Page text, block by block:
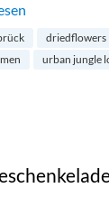
Love:
driedflowers
urban jungle